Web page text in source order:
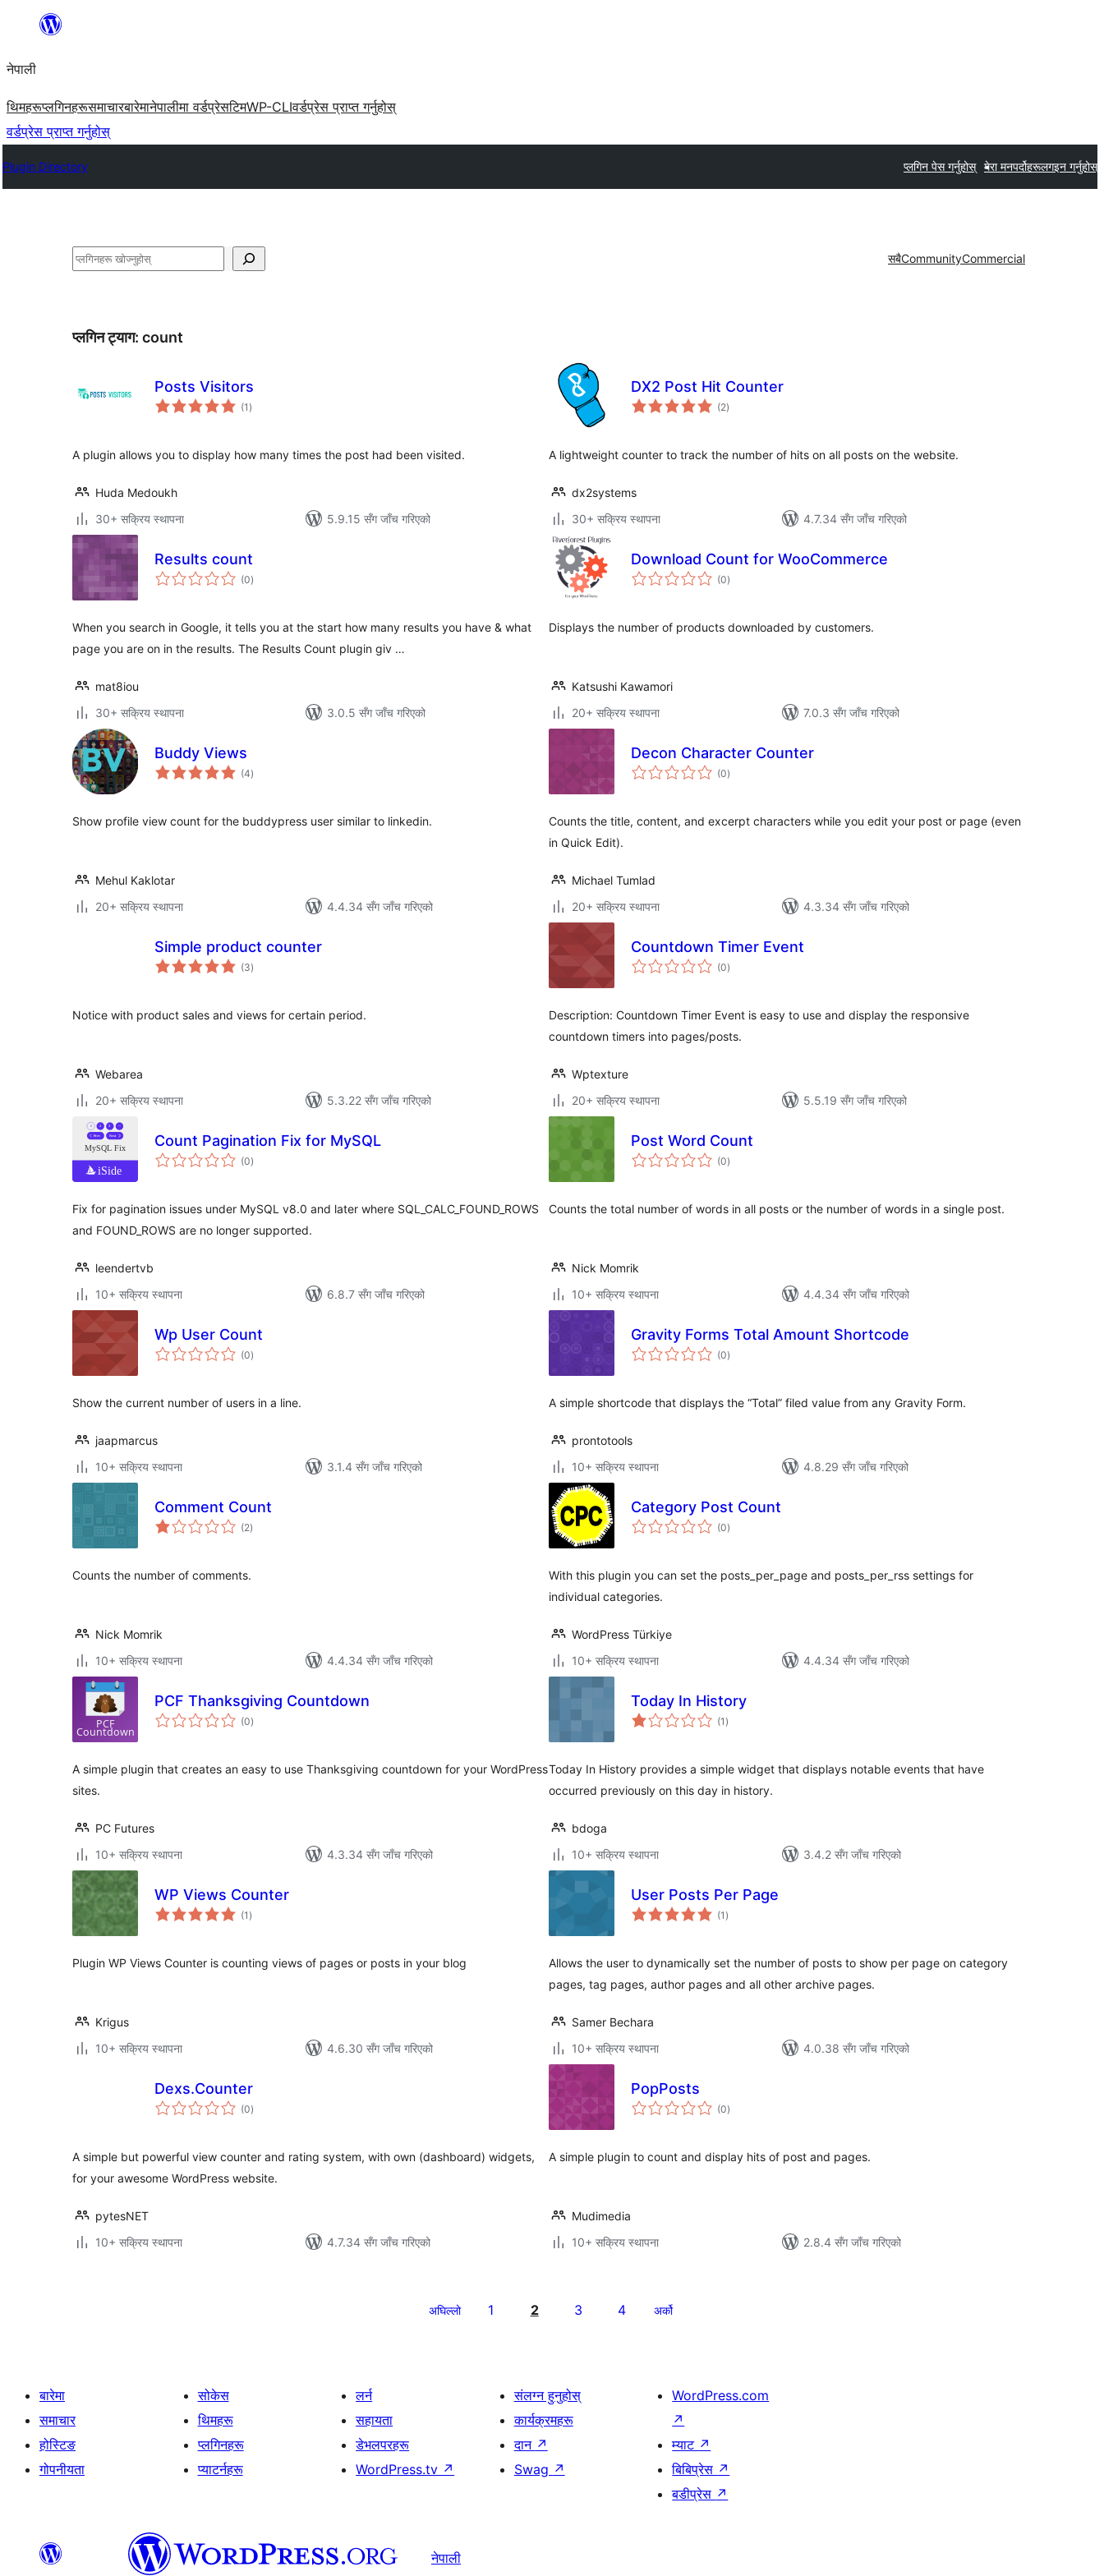
सामग्रीमा
नेपाली
थिमहरूप्लगिनहरूसमाचारबारेमानेपालीमा वर्डप्रेसटिमWP-CLIवर्डप्रेस प्राप्त गर्नुहोस्
वर्डप्रेस प्राप्त गर्नुहोस्
Plugin Directory प्लगिन पेस गर्नुहोस् मेरा मनपर्दोहरूलगइन गर्नुहोस्
खोज्नुहोस् सबैCommunityCommercial
प्लगिन ट्याग: count
Posts Visitors
(1 कुल
रेटिङ्गहरू
)
A plugin allows you to display how many times the post had been visited.
Huda Medoukh
30+ सक्रिय स्थापना
5.9.15 सँग जाँच गरिएको
DX2 Post Hit Counter
(2कुल
रेटिङ्गहरू
)
A lightweight counter to track the number of hits on all posts on the website.
dx2systems
30+ सक्रिय स्थापना
4.7.34 सँग जाँच गरिएको
Results count
(0कुल
रेटिङ्गहरू
)
When you search in Google, it tells you at the start how many results you have & what
page you are on in the results. The Results Count plugin giv …
mat8iou
30+ सक्रिय स्थापना
3.0.5 सँग जाँच गरिएको
Download Count for WooCommerce
(0कुल
रेटिङ्गहरू
)
Displays the number of products downloaded by customers.
Katsushi Kawamori
20+ सक्रिय स्थापना
7.0.3 सँग जाँच गरिएको
Buddy Views
(4कुल
रेटिङ्गहरू
)
Show profile view count for the buddypress user similar to linkedin.
Mehul Kaklotar
20+ सक्रिय स्थापना
4.4.34 सँग जाँच गरिएको
Decon Character Counter
(0कुल
रेटिङ्गहरू
)
Counts the title, content, and excerpt characters while you edit your post or page (even
in Quick Edit).
Michael Tumlad
20+ सक्रिय स्थापना
4.3.34 सँग जाँच गरिएको
Simple product counter
(3कुल
रेटिङ्गहरू
)
Notice with product sales and views for certain period.
Webarea
20+ सक्रिय स्थापना
5.3.22 सँग जाँच गरिएको
Countdown Timer Event
(0कुल
रेटिङ्गहरू
)
Description: Countdown Timer Event is easy to use and display the responsive
countdown timers into pages/posts.
Wptexture
20+ सक्रिय स्थापना
5.5.19 सँग जाँच गरिएको
Count Pagination Fix for MySQL
(0कुल
रेटिङ्गहरू
)
Fix for pagination issues under MySQL v8.0 and later where SQL_CALC_FOUND_ROWS
and FOUND_ROWS are no longer supported.
leendertvb
10+ सक्रिय स्थापना
6.8.7 सँग जाँच गरिएको
Post Word Count
(0कुल
रेटिङ्गहरू
)
Counts the total number of words in all posts or the number of words in a single post.
Nick Momrik
10+ सक्रिय स्थापना
4.4.34 सँग जाँच गरिएको
Wp User Count
(0कुल
रेटिङ्गहरू
)
Show the current number of users in a line.
jaapmarcus
10+ सक्रिय स्थापना
3.1.4 सँग जाँच गरिएको
Gravity Forms Total Amount Shortcode
(0कुल
रेटिङ्गहरू
)
A simple shortcode that displays the “Total” filed value from any Gravity Form.
prontotools
10+ सक्रिय स्थापना
4.8.29 सँग जाँच गरिएको
Comment Count
(2कुल
रेटिङ्गहरू
)
Counts the number of comments.
Nick Momrik
10+ सक्रिय स्थापना
4.4.34 सँग जाँच गरिएको
Category Post Count
(0कुल
रेटिङ्गहरू
)
With this plugin you can set the posts_per_page and posts_per_rss settings for
individual categories.
WordPress Türkiye
10+ सक्रिय स्थापना
4.4.34 सँग जाँच गरिएको
PCF Thanksgiving Countdown
(0कुल
रेटिङ्गहरू
)
A simple plugin that creates an easy to use Thanksgiving countdown for your WordPress
sites.
PC Futures
10+ सक्रिय स्थापना
4.3.34 सँग जाँच गरिएको
Today In History
(1 कुल
रेटिङ्गहरू
)
Today In History provides a simple widget that displays notable events that have
occurred previously on this day in history.
bdoga
10+ सक्रिय स्थापना
3.4.2 सँग जाँच गरिएको
WP Views Counter
(1 कुल
रेटिङ्गहरू
)
Plugin WP Views Counter is counting views of pages or posts in your blog
Krigus
10+ सक्रिय स्थापना
4.6.30 सँग जाँच गरिएको
User Posts Per Page
(1 कुल
रेटिङ्गहरू
)
Allows the user to dynamically set the number of posts to show per page on category
pages, tag pages, author pages and all other archive pages.
Samer Bechara
10+ सक्रिय स्थापना
4.0.38 सँग जाँच गरिएको
Dexs.Counter
(0कुल
रेटिङ्गहरू
)
A simple but powerful view counter and rating system, with own (dashboard) widgets,
for your awesome WordPress website.
pytesNET
10+ सक्रिय स्थापना
4.7.34 सँग जाँच गरिएको
PopPosts
(0कुल
रेटिङ्गहरू
)
A simple plugin to count and display hits of post and pages.
Mudimedia
10+ सक्रिय स्थापना
2.8.4 सँग जाँच गरिएको
अघिल्लो 1 2 3 4 अर्को
बारेमा
समाचार
होस्टिङ
गोपनीयता
सोकेस
थिमहरू
प्लगिनहरू
प्याटर्नहरू
लर्न
सहायता
डेभलपरहरू
WordPress.tv ↗
संलग्न हुनुहोस्
कार्यक्रमहरू
दान ↗
Swag ↗
WordPress.com
↗
म्याट ↗
बिबिप्रेस ↗
बडीप्रेस ↗
नेपाली